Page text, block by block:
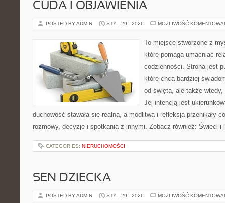
CUDA I OBJAWIENIA
POSTED BY ADMIN STY - 29 - 2026 MOŻLIWOŚĆ
To miejsce stworzone z
które pomaga umacniać
codzienności. Strona jest
które chcą bardziej
od święta, ale także
Jej intencją jest
duchowość stawała się realna, a modlitwa i refleksja przenikały
rozmowy, decyzje i spotkania z innymi. Zobacz również: Święci
CATEGORIES: NIERUCHOMOŚCI
SEN DZIECKA
POSTED BY ADMIN STY - 29 - 2026 MOŻLIWOŚĆ